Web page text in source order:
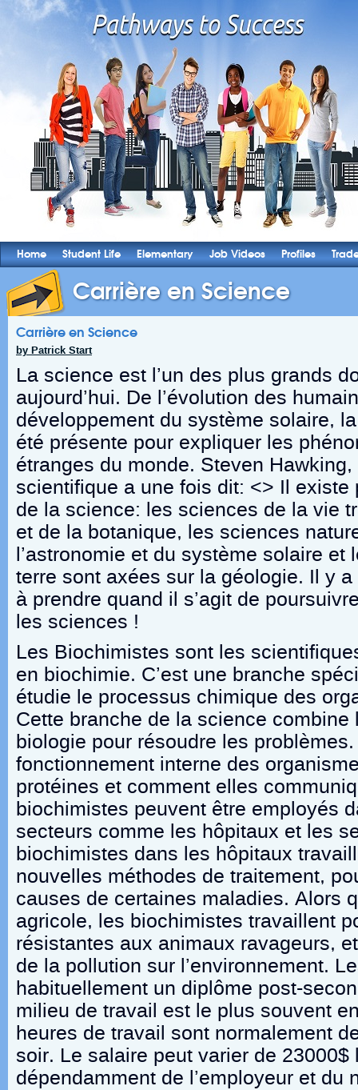
Home Student Life Elementary Job Videos Profiles
Carrière en Science
Carrière en Science
by Patrick Start
La science est l’un des plus grands
aujourd’hui. De l’évolution des
développement du système solaire,
été présente pour expliquer les
étranges du monde. Steven
scientifique a une fois dit: <> Il existe
de la science: les sciences de la vie
et de la botanique, les sciences
l’astronomie et du système solaire et
terre sont axées sur la géologie. Il y
à prendre quand il s’agit de
les sciences !
Les Biochimistes sont les
en biochimie. C’est une branche
étudie le processus chimique des
Cette branche de la science combine
biologie pour résoudre les
fonctionnement interne des
protéines et comment elles
biochimistes peuvent être employés
secteurs comme les hôpitaux et les
biochimistes dans les hôpitaux
nouvelles méthodes de traitement,
causes de certaines maladies. Alors
agricole, les biochimistes travaillent
résistantes aux animaux ravageurs,
de la pollution sur l’environnement.
habituellement un diplôme post-
milieu de travail est le plus souvent
heures de travail sont normalement
soir. Le salaire peut varier de 23000$
dépendamment de l’employeur et du